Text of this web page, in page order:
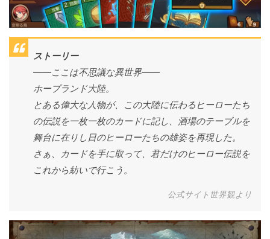
ストーリー
——ここは不思議な異世界――
ホープランド大陸。
とある偉大な人物が、この大陸に伝わるヒーローたち
の伝説を一枚一枚のカードに記し、酒場のテーブルを
舞台に在りし日のヒーローたちの雄姿を再現した。
さぁ、カードを手に取って、君だけのヒーロー伝説を
これから紡いで行こう。
公式サイト世界観より